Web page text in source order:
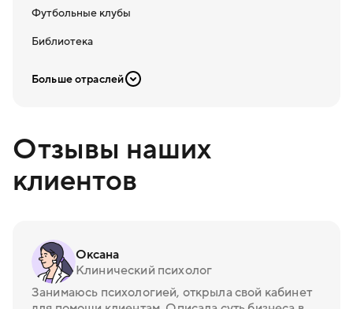
Футбольные клубы
Библиотека
Больше отраслей
Отзывы наших
клиентов
Оксана
Клинический психолог
Занимаюсь психологией, открыла свой кабинет